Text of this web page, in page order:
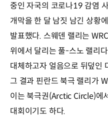
중인 자국의 코로나19 감염
개막을 한 달 남짓 남긴 상황
발표했다. 스웨덴 랠리는
위에서 달리는 풀-스노 랠리
대체하고자 얼음으로 뒤덮인
그 결과 핀란드 북극 랠리가
이는 북극권(Arctic Circle)에
대회이기도 하다.